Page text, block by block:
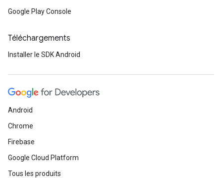
Google Play Console
Téléchargements
Installer le SDK Android
Android
Chrome
Firebase
Google Cloud Platform
Tous les produits